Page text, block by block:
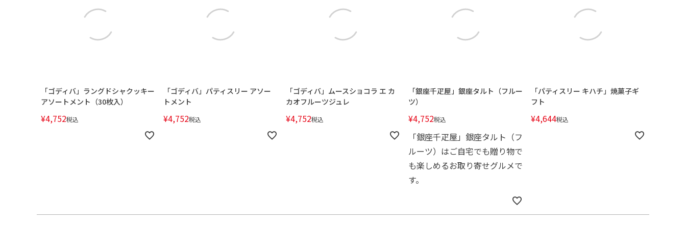
「ゴディバ」ラングドシャクッキー
アソートメント（30枚入）
¥4,752税込
「ゴディバ」パティスリー アソー
トメント
¥4,752税込
「ゴディバ」ムースショコラ エ カ
カオフルーツジュレ
¥4,752税込
「銀座千疋屋」銀座タルト（フルー
ツ）
¥4,752税込
「銀座千疋屋」銀座タルト（フ
ルーツ）はご自宅でも贈り物で
も楽しめるお取り寄せグルメで
す。
「パティスリー キハチ」焼菓子ギ
フト
¥4,644税込